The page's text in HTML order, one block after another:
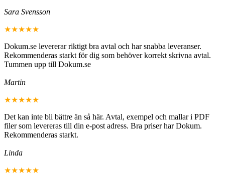
Sara Svensson
★★★★★
Dokum.se levererar riktigt bra avtal och har snabba leveranser.
Rekommenderas starkt för dig som behöver korrekt skrivna avtal.
Tummen upp till Dokum.se
Martin
★★★★★
Det kan inte bli bättre än så här. Avtal, exempel och mallar i PDF
filer som levereras till din e-post adress. Bra priser har Dokum.
Rekommenderas starkt.
Linda
★★★★★